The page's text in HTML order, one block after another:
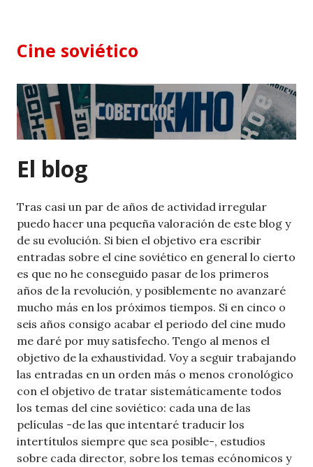
content
Cine soviético
El blog
Tras casi un par de años de actividad irregular
puedo hacer una pequeña valoración de este blog y
de su evolución. Si bien el objetivo era escribir
entradas sobre el cine soviético en general lo cierto
es que no he conseguido pasar de los primeros
años de la revolución, y posiblemente no avanzaré
mucho más en los próximos tiempos. Si en cinco o
seis años consigo acabar el periodo del cine mudo
me daré por muy satisfecho. Tengo al menos el
objetivo de la exhaustividad. Voy a seguir trabajando
las entradas en un orden más o menos cronológico
con el objetivo de tratar sistemáticamente todos
los temas del cine soviético: cada una de las
películas -de las que intentaré traducir los
intertítulos siempre que sea posible-, estudios
sobre cada director, sobre los temas ecónomicos y